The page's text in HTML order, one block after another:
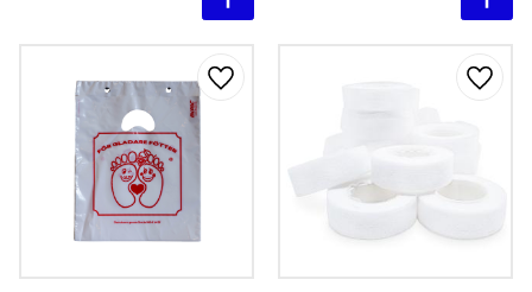
Lägg till i favoriter Lägg